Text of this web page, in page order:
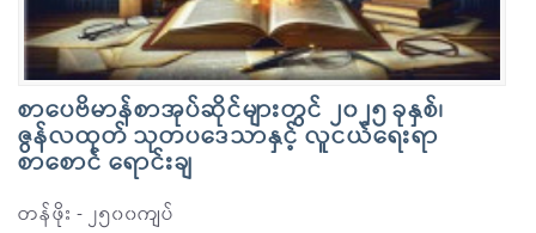
စာပေဗိမာန်စာအုပ်ဆိုင်များတွင် ၂၀၂၅ ခုနှစ်၊
ဇွန်လထုတ် သုတပဒေသာနှင့် လူငယ်ရေးရာ
စာစောင် ရောင်းချ
တန်ဖိုး - ၂၅၀၀ကျပ်